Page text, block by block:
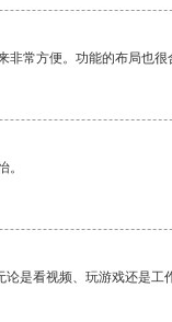
常方便。功能的布局也很
。
是看视频、玩游戏还是工